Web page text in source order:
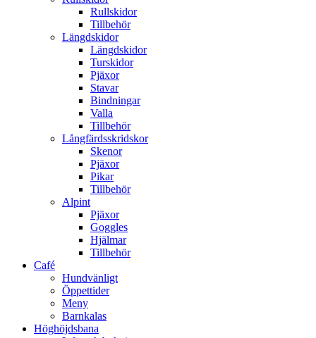
Rullskidor
Tillbehör
Längdskidor
Längdskidor
Turskidor
Pjäxor
Stavar
Bindningar
Valla
Tillbehör
Långfärdsskridskor
Skenor
Pjäxor
Pikar
Tillbehör
Alpint
Pjäxor
Goggles
Hjälmar
Tillbehör
Café
Hundvänligt
Öppettider
Meny
Barnkalas
Höghöjdsbana